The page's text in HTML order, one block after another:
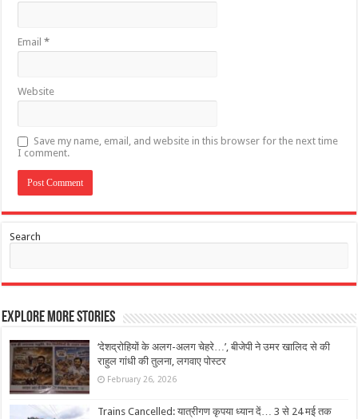
Email*
Website
Save my name, email, and website in this browser for the next time
I comment.
Search
Explore More Stories
‘देशद्रोहियों के अलग-अलग चेहरे…’, बीजेपी ने उमर खालिद से की
राहुल गांधी की तुलना, लगवाए पोस्टर
February 26, 2026
Trains Cancelled: यात्रीगण कृपया ध्यान दें… 3 से 24 मई तक